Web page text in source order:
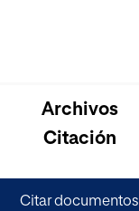
Archivos
Citación
Citar documentos